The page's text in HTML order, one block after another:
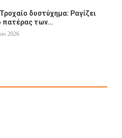
δυστύχημα: Ραγίζει
πατέρας των...
2026